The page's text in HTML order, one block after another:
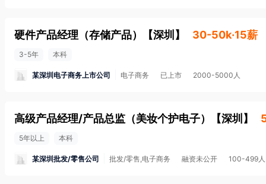
硬件产品经理（存储产品） 【深圳 】 30-50k·15薪
3-5年 本科
某深圳电子商务上市公司 电子商务 已上市 2000-5000人
高级产品经理/产品总监（美妆个护电子） 【深圳 】
5年以上 本科
某深圳批发/零售公司 批发/零售,电子商务 融资未公开 100-499人